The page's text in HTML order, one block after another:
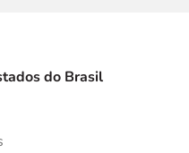
do Brasil